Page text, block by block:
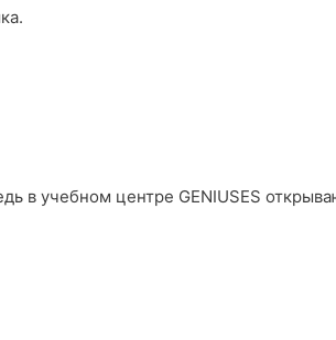
в учебном центре GENIUSES